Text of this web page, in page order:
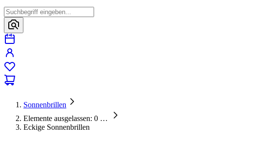
Sonnenbrillen
Elemente ausgelassen: 0 …
Eckige Sonnenbrillen